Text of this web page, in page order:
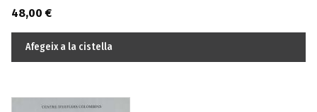
48,00€
Afegeix a la cistella